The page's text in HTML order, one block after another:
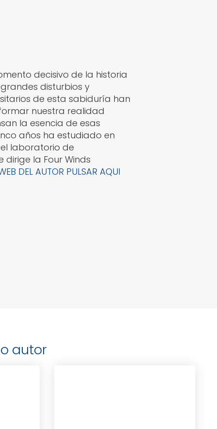
decisivo de la historia
disturbios y
de esta sabiduría han
nuestra realidad
la esencia de esas
años ha estudiado en
laboratorio de
la Four Winds
DEL AUTOR PULSAR AQUI
autor